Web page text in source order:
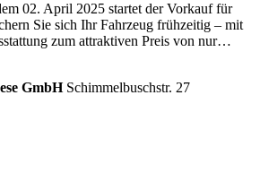
02. April 2025 startet der Vorkauf für
Sie sich Ihr Fahrzeug frühzeitig – mit
zum attraktiven Preis von nur…
GmbHSchimmelbuschstr. 27